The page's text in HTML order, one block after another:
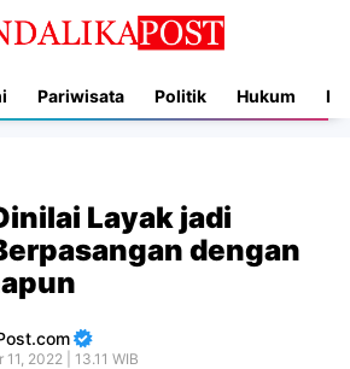
Pariwisata Politik Hukum
Layak jadi
dengan
2022 | 13.11 WIB